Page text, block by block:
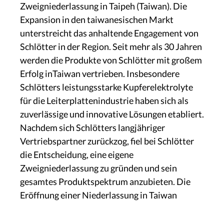
Zweigniederlassung in Taipeh (Taiwan). Die
Expansion in den taiwanesischen Markt
unterstreicht das anhaltende Engagement von
Schlötter in der Region. Seit mehr als 30 Jahren
werden die Produkte von Schlötter mit großem
Erfolg inTaiwan vertrieben. Insbesondere
Schlötters leistungsstarke Kupferelektrolyte
für die Leiterplattenindustrie haben sich als
zuverlässige und innovative Lösungen etabliert.
Nachdem sich Schlötters langjähriger
Vertriebspartner zurückzog, fiel bei Schlötter
die Entscheidung, eine eigene
Zweigniederlassung zu gründen und sein
gesamtes Produktspektrum anzubieten. Die
Eröffnung einer Niederlassung in Taiwan